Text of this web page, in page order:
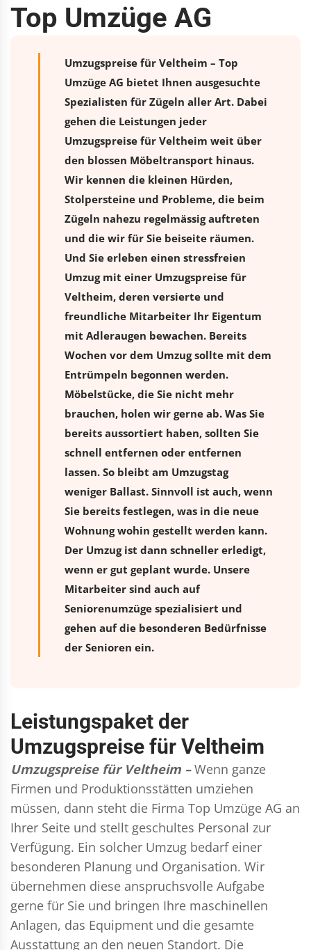
Top Umzüge AG
Umzugspreise für Veltheim – Top
Umzüge AG bietet Ihnen ausgesuchte
Spezialisten für Zügeln aller Art. Dabei
gehen die Leistungen jeder
Umzugspreise für Veltheim weit über
den blossen Möbeltransport hinaus.
Wir kennen die kleinen Hürden,
Stolpersteine und Probleme, die beim
Zügeln nahezu regelmässig auftreten
und die wir für Sie beiseite räumen.
Und Sie erleben einen stressfreien
Umzugmit einer Umzugspreise für
Veltheim, deren versierte und
freundliche Mitarbeiter Ihr Eigentum
mit Adleraugen bewachen. Bereits
Wochen vor dem Umzug sollte mit dem
Entrümpeln begonnen werden.
Möbelstücke, die Sie nicht mehr
brauchen, holen wir gerne ab. Was Sie
bereits aussortiert haben, sollten Sie
schnell entfernen oder entfernen
lassen. So bleibt am Umzugstag
weniger Ballast. Sinnvoll ist auch, wenn
Sie bereits festlegen, was in die neue
Wohnung wohin gestellt werden kann.
Der Umzug ist dann schneller erledigt,
wenn er gut geplant wurde. Unsere
Mitarbeiter sind auch auf
Seniorenumzüge spezialisiert und
gehen auf die besonderen Bedürfnisse
der Senioren ein.
Leistungspaket der
Umzugspreise für Veltheim
Umzugspreise für Veltheim – Wenn ganze
Firmen und Produktionsstätten umziehen
müssen, dann steht die Firma Top Umzüge AG an
Ihrer Seite und stellt geschultes Personal zur
Verfügung. Ein solcher Umzug bedarf einer
besonderen Planung und Organisation. Wir
übernehmen diese anspruchsvolle Aufgabe
gerne für Sie und bringen Ihre maschinellen
Anlagen, das Equipment und die gesamte
Ausstattung an den neuen Standort. Die